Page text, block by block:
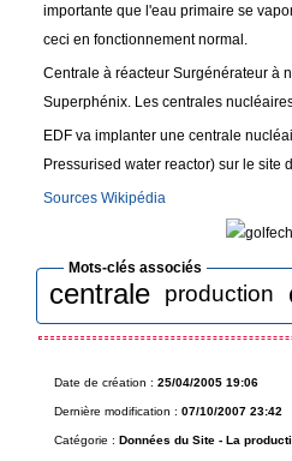
importante que l'eau primaire se
ceci en fonctionnement normal.
Centrale à réacteur Surgénérateur à
Superphénix. Les centrales
EDF va implanter une centrale
Pressurised water reactor) sur le site
Sources Wikipédia
Mots-clés associés
centrale production
Date de création : 25/04/2005 19:06
Dernière modification : 07/10/2007 23:42
Catégorie : Données du Site - La